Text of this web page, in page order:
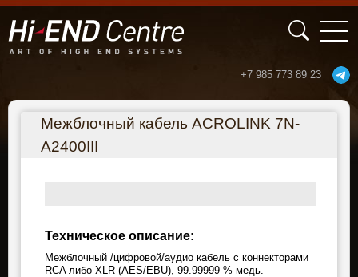
Перейти к основному содержанию
+7 985 773 89 23
Межблочный кабель ACROLINK 7N-
A2400III
Техническое описание:
Межблочный /цифровой/аудио кабель с коннекторами
RCA либо XLR (AES/EBU), 99.99999 % медь.